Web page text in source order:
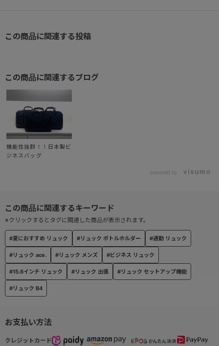
ファスナーを開くだけで収納容量がアップし、急な荷物にも柔軟に
● フロントポケット機能
し、小物の整理も快適。
さらに、正面右側には折りたたみ傘やペットボトルを収納できるス
ペースを設け、見た目を損なわず実用性をプラスしています。
● 内装（メインコンパートメント）
視認性の高いグレーの裏地を採用し、荷物が一目で見つかるストレ
● ボトルホルダー付き
バッグ内部には専用のボトルホルダーを搭載。
ペットボトルなどの水滴から、書類や電子機器をしっかり守りま
す。
● セットアップ機能
背面にはスーツケースのハンドルに通せるセットアップベルト付
き。
背面とショルダーベルトには通気性のよいメッシュ素材を使用。
お支払い方法
クレジットカード
#夏におすすめ リュック #リュック ボトルホルダー #通勤 リュック
#リュック ace. #リュック メンズ #ビジネス リュック
#15.6インチ リュック #リュック 出張 #リュック セットアップ機能
#リュック B4
※クリックするとタグに関連した商品が表示されます。
この商品に関連する投稿
この商品に関連するブログ
機能性抜群！！日本製ビ
ジネスバッグ
powered by